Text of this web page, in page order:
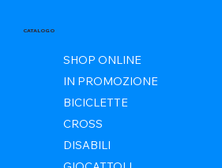
CATALOGO
SHOP ONLINE
IN PROMOZIONE
BICICLETTE
CROSS
DISABILI